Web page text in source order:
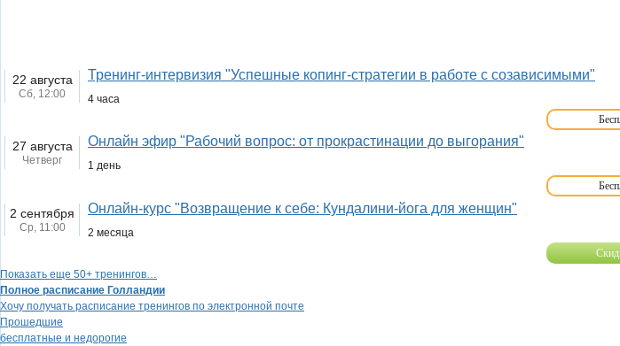
22 августа
Сб, 12:00
Тренинг-интервизия "Успешные копинг-стратегии в работе с созависимыми"
4 часа
27 августа
Четверг
Онлайн эфир "Рабочий вопрос: от прокрастинации до выгорания"
1 день
2 сентября
Ср, 11:00
Онлайн-курс "Возвращение к себе: Кундалини-йога для женщин"
2 месяца
Показать еще 50+ тренингов…
Полное расписание Голландии
Хочу получать расписание тренингов по электронной почте
Прошедшие
бесплатные и недорогие